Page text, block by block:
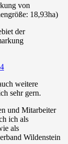
von
18,93ha)
der
weitere
sehr gern.
und Mitarbeiter
ich als
als
Wildenstein